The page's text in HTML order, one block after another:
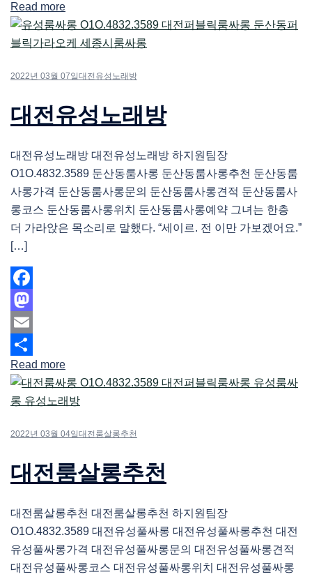
Share
Read more
2022년 03월 07일 대전유성노래방
대전유성노래방
대전유성노래방 대전유성노래방 하지원팀장
O1O.4832.3589 둔산동룸사롱 둔산동룸사롱추천 둔산동룸
사롱가격 둔산동룸사롱문의 둔산동룸사롱견적 둔산동룸사
롱코스 둔산동룸사롱위치 둔산동룸사롱예약 그녀는 한층
더 가라앉은 목소리로 말했다. “세이르. 전 이만 가보겠어요.”
[…]
Facebook
Mastodon
Email
Share
Read more
2022년 03월 04일 대전룸살롱추천
대전룸살롱추천
대전룸살롱추천 대전룸살롱추천 하지원팀장
O1O.4832.3589 대전유성풀싸롱 대전유성풀싸롱추천 대전
유성풀싸롱가격 대전유성풀싸롱문의 대전유성풀싸롱견적
대전유성풀싸롱코스 대전유성풀싸롱위치 대전유성풀싸롱